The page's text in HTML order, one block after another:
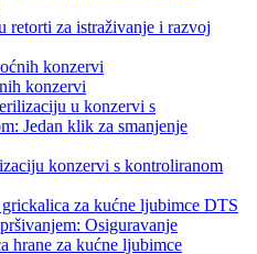
retorti za istraživanje i razvoj
konzervi
konzervi s kontroliranom